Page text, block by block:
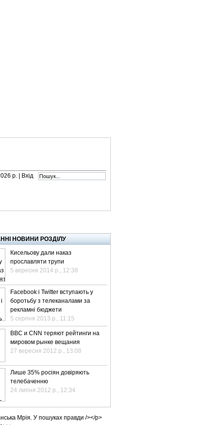
р. | Вхід
НОВИНИ РОЗДІЛУ
Кисельову дали наказ
прославляти трупи
5 вересня 2014 р., 12:38
Facebook і Twitter вступають у
боротьбу з телеканалами за
рекламні бюджети
5 серпня 2013 р., 11:15
BBC и CNN теряют рейтинги на
мировом рынке вещания
27 вересня 2012 р., 13:08
Лише 35% росіян довіряють
телебаченню
24 липня 2012 р., 12:34